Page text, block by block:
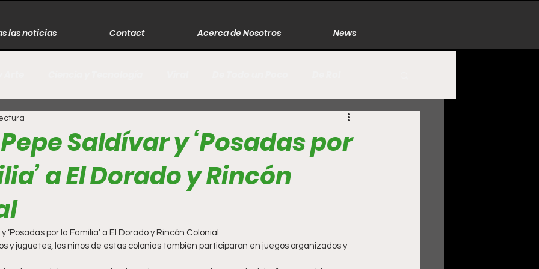
las noticias Contact Acerca de Nosotros News
Naturaleza
Literatura Internacional Moda Cine Zacatecas
Espectáculos
Saldívar y ‘Posadas por
a El Dorado y Rincón
‘Posadas por la Familia’ a El Dorado y Rincón Colonial